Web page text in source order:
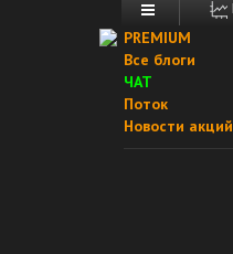
PREMIUM
Все блоги
ЧАТ
Поток
Новости акций